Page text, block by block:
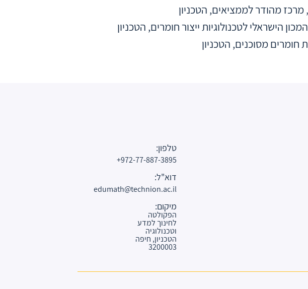
הישראלי לטכנולוגיות ייצור חומרים, הטכניון
מסוכנים, הטכניון
טלפון:
972-77-887-3895+
דוא"ל:
edumath@technion.ac.il
מיקום:
הפקולטה
לחינוך למדע
וטכנולוגיה
הטכניון, חיפה
3200003